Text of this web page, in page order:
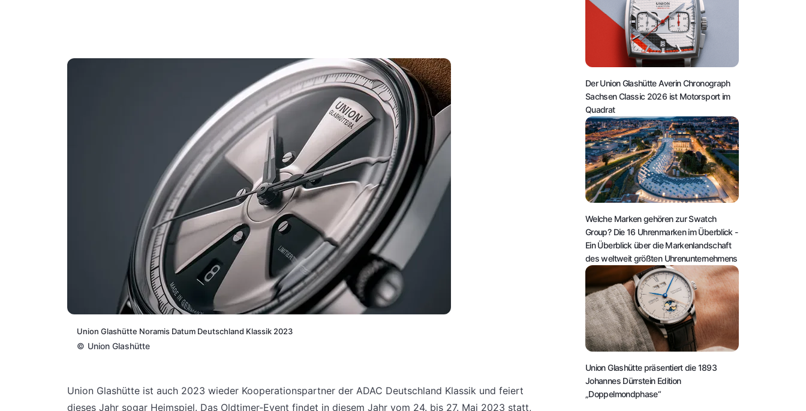
Union Glashütte Noramis Datum Deutschland Klassik 2023
© Union Glashütte
Union Glashütte ist auch 2023 wieder Kooperationspartner der ADAC Deutschland Klassik und feiert
dieses Jahr sogar Heimspiel. Das Oldtimer-Event findet in diesem Jahr vom 24. bis 27. Mai 2023 statt,
Der Union Glashütte Averin Chronograph
Sachsen Classic 2026 ist Motorsport im
Quadrat
Welche Marken gehören zur Swatch
Group? Die 16 Uhrenmarken im Überblick -
Ein Überblick über die Markenlandschaft
des weltweit größten Uhrenunternehmens
Union Glashütte präsentiert die 1893
Johannes Dürrstein Edition
„Doppelmondphase“